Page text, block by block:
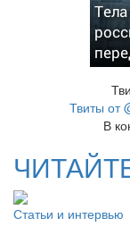
Твиты от
В
Статьи и интервью